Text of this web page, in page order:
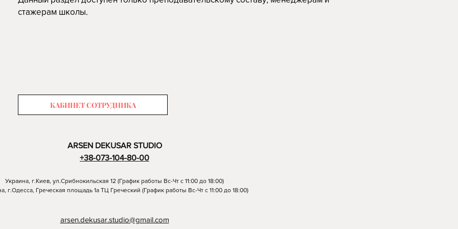
стажерам школы.
КАБИНЕТ СОТРУДНИКА
ARSEN DEKUSAR STUDIO
+38-073-104-80-00
Украина, г.Киев, ул.Срибнокильская 12 (График работы Вс-Чт с 11:00 до 18:00)
г.Одесса, Греческая площадь 1а ТЦ Греческий (График работы Вс-Чт с 11:00 до 18:00)
arsen.dekusar.studio@gmail.com